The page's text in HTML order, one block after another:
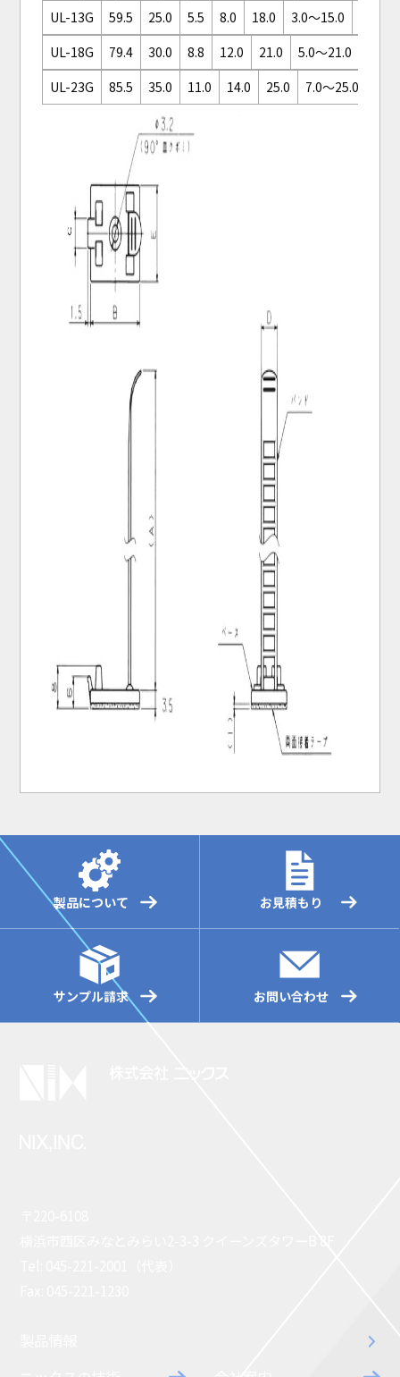
UL-13G
59.5 25.0 5.5 8.0 18.0 3.0～15.0
UL-18G
79.4 30.0 8.8 12.0 21.0
5.0～21.0
UL-23G
85.5 35.0 11.0 14.0 25.0 7.0～25.0
製品について お見積もり
サンプル請求 お問い合わせ